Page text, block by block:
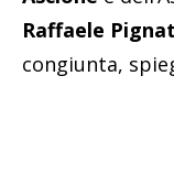
Raffaele
congiunta,